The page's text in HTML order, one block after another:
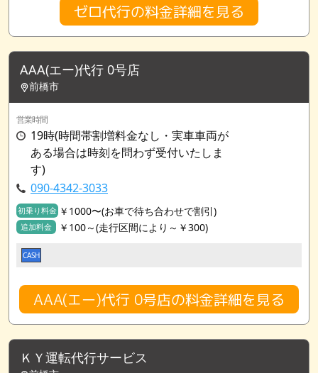
ゼロ代行の料金詳細を見る
AAA(エー)代行 0号店
前橋市
営業時間
19時(時間帯割増料金なし・実車車両が
ある場合は時刻を問わず受付いたしま
す)
090-4342-3033
初乗り料金 ￥1000〜(お車で待ち合わせで割引)
追加料金 ￥100～(走行区間により～￥300)
CASH
AAA(エー)代行 0号店の料金詳細を見る
ＫＹ運転代行サービス